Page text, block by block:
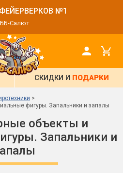
№1
ББ-Салют
СКИДКИ И ПОДАРКИ
фигуры. Запальники и запалы
объекты и
Запальники и